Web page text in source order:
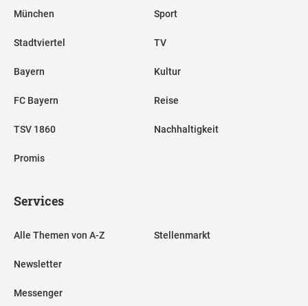
München
Stadtviertel
Bayern
FC Bayern
TSV 1860
Promis
Sport
TV
Kultur
Reise
Nachhaltigkeit
Services
Alle Themen von A-Z
Newsletter
Messenger
Stellenmarkt